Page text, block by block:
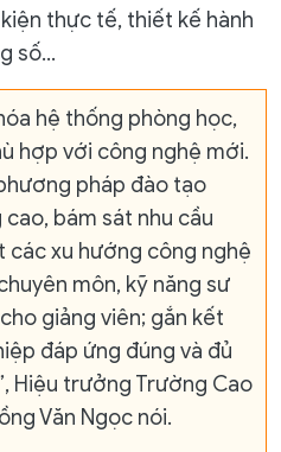
thực tế, thiết kế hành
số...
hệ thống phòng học,
hợp với công nghệ mới.
pháp đào tạo
bám sát nhu cầu
các xu hướng công nghệ
môn, kỹ năng sư
giảng viên; gắn kết
đáp ứng đúng và đủ
Hiệu trưởng Trường Cao
Văn Ngọc nói.